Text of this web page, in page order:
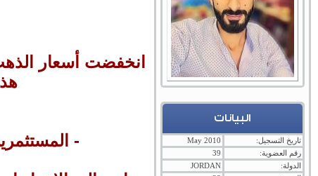
البيانات
تاريخ التسجيل:
May 2010
رقم العضوية:
39
الدولة:
JORDAN
انخفضت أسعار الذهب
-